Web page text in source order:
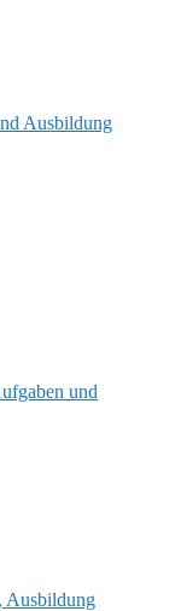
Ausbildung
und
Ausbildung